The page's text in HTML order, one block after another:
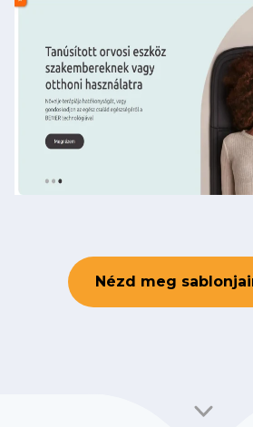
Nézd meg